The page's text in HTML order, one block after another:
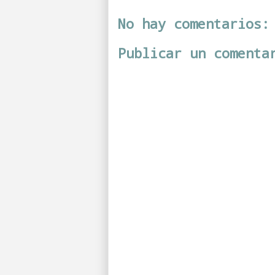
No hay comentarios:
Publicar un